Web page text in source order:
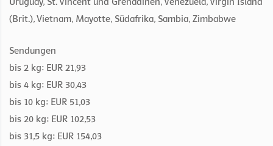
(Brit.), Vietnam, Mayotte, Südafrika, Sambia, Zimbabwe
Sendungen
bis 2 kg: EUR 21,93
bis 4 kg: EUR 30,43
bis 10 kg: EUR 51,03
bis 20 kg: EUR 102,53
bis 31,5 kg: EUR 154,03